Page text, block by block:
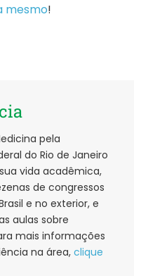
mesmo!
pela
do Rio de Janeiro
sua vida acadêmica,
de congressos
e no exterior, e
aulas sobre
mais informações
na área,clique